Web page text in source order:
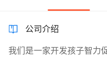
公司介绍
我们是一家开发孩子智力